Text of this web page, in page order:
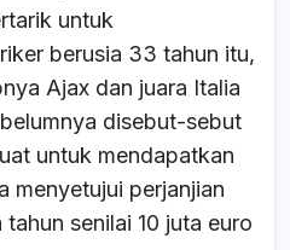
untuk
berusia 33 tahun itu,
Ajax dan juara Italia
disebut-sebut
untuk mendapatkan
menyetujui perjanjian
senilai 10 juta euro